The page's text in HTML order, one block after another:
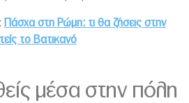
Πάσχα στη Ρώμη: τι θα ζήσεις στην
το Βατικανό
μέσα στην πόλη